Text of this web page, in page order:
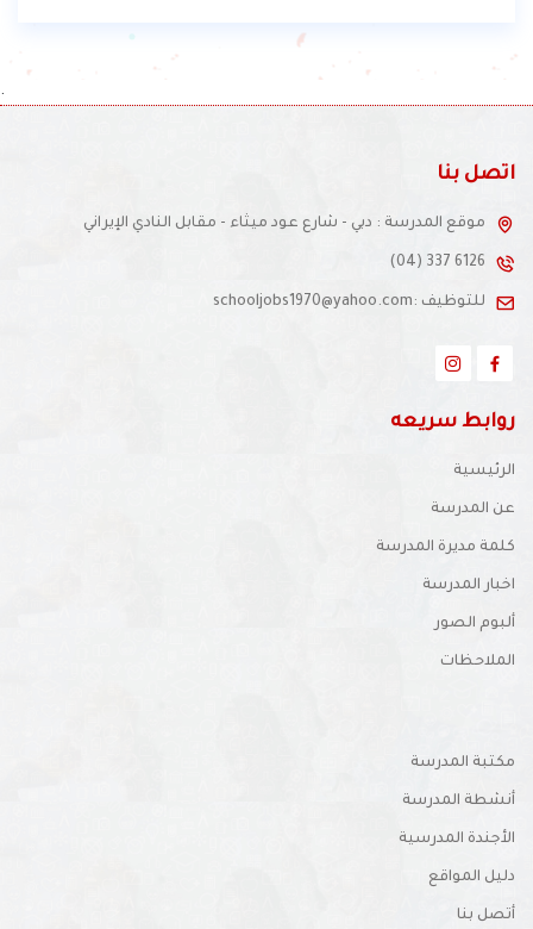
.
اتصل بنا
موقع المدرسة : دبي - شارع عود ميثاء - مقابل النادي الإيراني
(04) 337 6126
للتوظيف :schooljobs1970@yahoo.com
روابط سريعه
الرئيسية
عن المدرسة
كلمة مديرة المدرسة
اخبار المدرسة
ألبوم الصور
الملاحظات
مكتبة المدرسة
أنشطة المدرسة
الأجندة المدرسية
دليل المواقع
أتصل بنا